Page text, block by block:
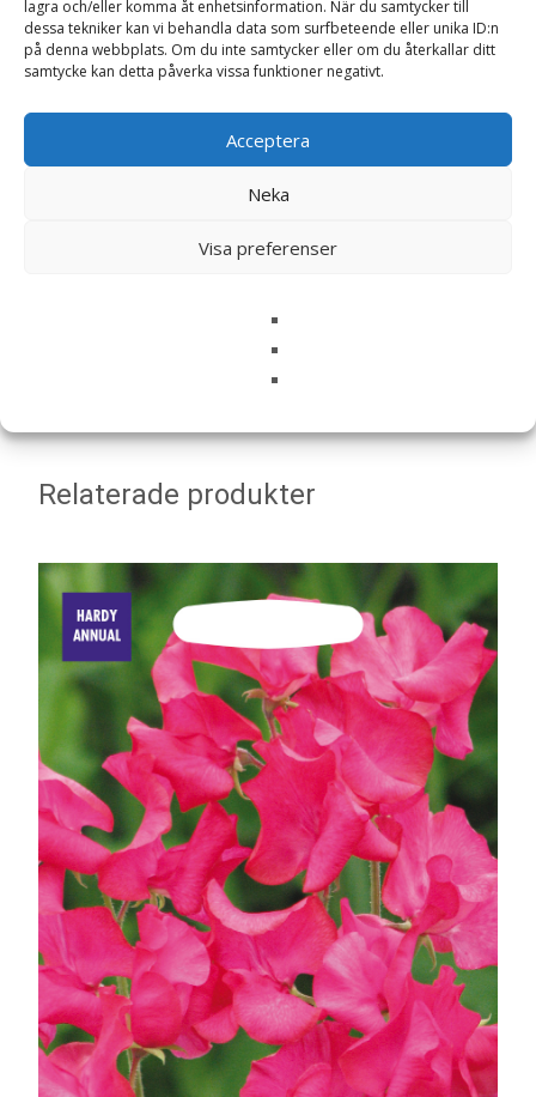
lagra och/eller komma åt enhetsinformation. När du samtycker till
dessa tekniker kan vi behandla data som surfbeteende eller unika ID:n
på denna webbplats. Om du inte samtycker eller om du återkallar ditt
samtycke kan detta påverka vissa funktioner negativt.
Acceptera
Neka
Visa preferenser
Din recension *
Namn*
Spara mitt namn, min e-postadress och webbplats i
Relaterade produkter